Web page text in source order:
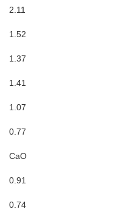
2.11
1.52
1.37
1.41
1.07
0.77
CaO
0.91
0.74